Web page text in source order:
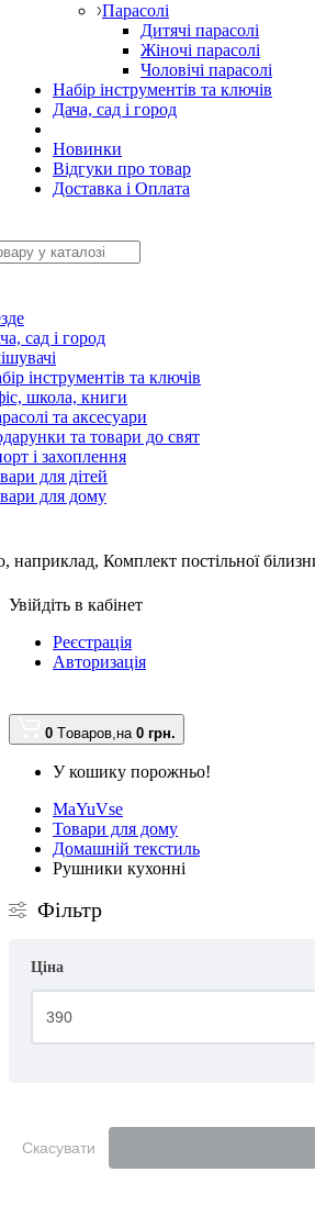
Парасолі
Дитячі парасолі
Жіночі парасолі
Чоловічі парасолі
Набір інструментів та ключів
Дача, сад і город
Новинки
Відгуки про товар
Доставка і Оплата
сад і город
інструментів та ключів
школа, книги
та аксесуари
та товари до свят
і захоплення
для дітей
для дому
наприклад, Комплект постільної
Увійдіть в кабінет
Реєстрація
Авторизація
0 Tоваров,на 0 грн.
У кошику порожньо!
MaYuVse
Товари для дому
Домашній текстиль
Рушники кухонні
Фільтр
Ціна
Скасувати